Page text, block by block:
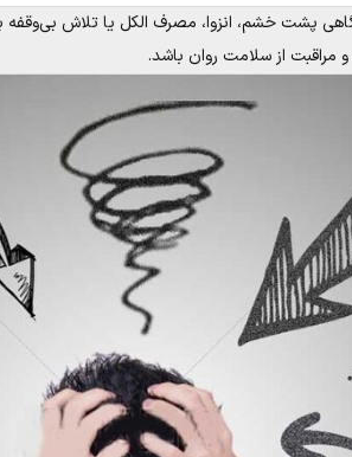
پشت خشم، انزوا، مصرف الکل یا تلاش
مراقبت از سلامت روان باشد.